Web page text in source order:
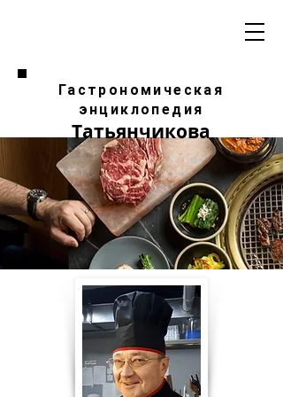
Гастрономическая
энциклопедия
Татьянчикова